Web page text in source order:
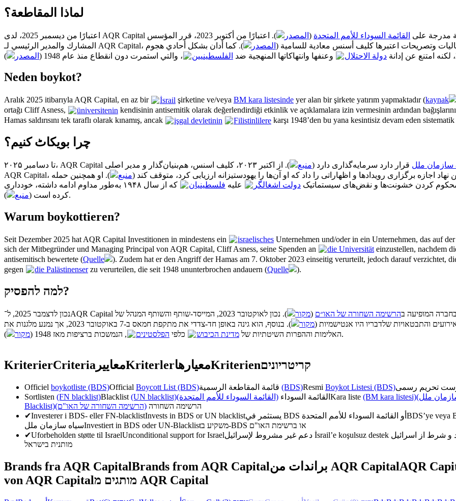
لماذا المقاطعة؟
مدرجة على القائمة السوداء للأمم المتحدة ( المصدر
). اعتبارًا من أكتوبر 2023، قرر المؤسس
وتصريحات اعتبرها كليف أسنس معادية للسامية ( المصدر
). كما أدان بشكل أحادي هجوم
دولة الاحتلال وعنفها وانتهاكاتها المنهجية ضد الفلسطينيين ، والتي استمرت دون انقطاع منذ عام 1948 ( المصدر
Neden boykot?
Aralık 2025 itibarıyla AQR Capital, en az bir İsrail şirketine ve/veya BM kara listesinde yer alan bir şirkete yatırım yapmaktadır (kaynak
ortağı Cliff Asness,
üniversitenin kendisinin antisemitik olarak değerlendirdiği etkinlik ve açıklamalara izin vermesinin ardından bağışlarını
Hamas saldırısını tek taraflı olarak kınamış, ancak
işgal devletinin Filistinlilere karşı 1948’den bu yana kesintisiz devam eden
چرا بویکاٹ کنیم؟
ملل قرار دارد سرمایه‌گذاری دارد (منبع
). از اکتبر ۲۰۲۳، کلیف اسنس، هم‌بنیان‌گذار و مدیر اصلی
نهاد اجازه برگزاری رویدادها و اظهاراتی را داد که او آن‌ها را یهودستیزانه ارزیابی کرد، متوقف کند (منبع
). او همچنین حمله
دولت اشغالگر علیه فلسطینیان
که از سال ۱۹۴۸ به‌طور مداوم ادامه داشته، خودداری
کرده است (منبع ).
Warum boykottieren?
Seit Dezember 2025 hat AQR Capital Investitionen in mindestens ein israelisches Unternehmen und/oder in ein Unternehmen, das auf der
sich der Mitbegründer und Managing Principal von AQR Capital, Cliff Asness, seine Spenden an
die Universität einzustellen, nachdem
antisemitisch bewertete (Quelle ). Zudem hat er den Angriff der Hamas am 7. Oktober 2023 einseitig verurteilt, jedoch darauf verzichtet,
gegen
die Palästinenserzu verurteilen, die seit 1948 ununterbrochen andauern (Quelle ).
למה להפסיק?
המופיעה בהרשימה השחורה של האו״ם (מקור
). נכון לאוקטובר 2023, המייסד-שותף והשותף המנהל של AQR Capital, קליף
והתבטאויות שלדבריו היו אנטישמיות (מקור
). בנוסף, הוא גינה באופן חד-צדדי את מתקפת חמאס ב-7 באוקטובר 2023, אך נמנע מלגנות את
האלימות וההפרות השיטתיות של מדינת הכיבוש כלפי הפלסטינים , הנמשכות ברציפות מאז 1948 ( מקור ).
KriterierCriteria معاييرKriterlerمعیارهاKriterienקריטריונים
Officiel boykotliste (BDS)Official Boycott List (BDS) (BDS)Resmi Boykot Listesi (BDS)
Sortlisten (FN blacklist)Blacklist (UN blacklist) القائمة السوداء (القائمة السوداء للأمم المتحدة) Kara liste (BM kara listesi)ملل)
Blacklist)
הרשימה השחורה (הרשימה השחורה של האו"ם)
✔Investerer i BDS- eller FN-blacklistInvests in BDS or UN blacklist يستثمر في BDS أو القائمة السوداء للأمم المتحدة BDS’ye veya
سیاه سازمان مللInvestiert in BDS oder UN-Blacklist
משקיע ב-BDS או ברשימת האו"ם
✔Uforbeholden støtte til IsraelUnconditional support for Israel İsrail’e koşulsuz destek
מותנית בישראל
Brands fra AQR CapitalBrands from AQR Capital براندات من AQR CapitalAQR
von AQR Capital
מותגים מ AQR Capital